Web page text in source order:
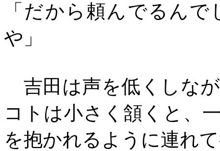
「だから頼んでるん
や」
吉田は声を低くしな
コトは小さく頷くと、
を抱かれるように連れ